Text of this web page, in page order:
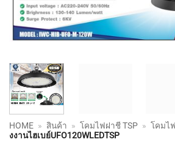
HOME » สินค้า » โคมไฟฝาชี TSP » โคมไ
งงานไฮเบย์UFO120WLEDTSP